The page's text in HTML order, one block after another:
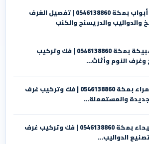
تفصيل أبواب بمكة 0546138860 | تفصيل الغرف
والدواليب والدريسنج والكنب
نجار الشبيكة بمكة 0546138860⁩ | فك وتركيب
وغرف النوم وأثاث…
نجار الحمراء بمكة 0546138860⁩ | فك وتركيب غرف
والمستعملة…
نجار الفيحاء بمكة 0546138860⁩ | فك وتركيب غرف
الدواليب…